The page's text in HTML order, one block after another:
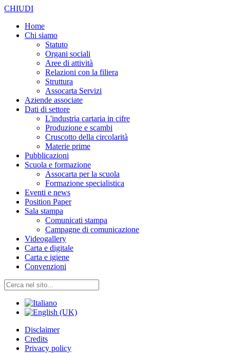
CHIUDI
Home
Chi siamo
Statuto
Organi sociali
Aree di attività
Relazioni con la filiera
Struttura
Assocarta Servizi
Aziende associate
Dati di settore
L'industria cartaria in cifre
Produzione e scambi
Cruscotto della circolarità
Materie prime
Pubblicazioni
Scuola e formazione
Assocarta per la scuola
Formazione specialistica
Eventi e news
Position Paper
Sala stampa
Comunicati stampa
Campagne di comunicazione
Videogallery
Carta e digitale
Carta e igiene
Convenzioni
Disclaimer
Credits
Privacy policy